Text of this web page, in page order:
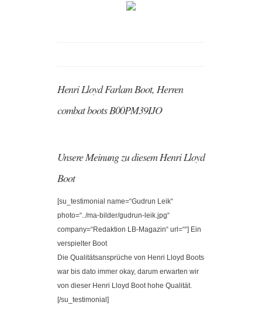
Henri Lloyd Farlam Boot, Herren
combat boots B00PM39IJO
Unsere Meinung zu diesem Henri Lloyd
Boot
[su_testimonial name=“Gudrun Leik“
photo=“../ma-bilder/gudrun-leik.jpg“
company=“Redaktion LB-Magazin“ url=““] Ein
verspielter Boot
Die Qualitätsansprüche von Henri Lloyd Boots
war bis dato immer okay, darum erwarten wir
von dieser Henri Lloyd Boot hohe Qualität.
[/su_testimonial]